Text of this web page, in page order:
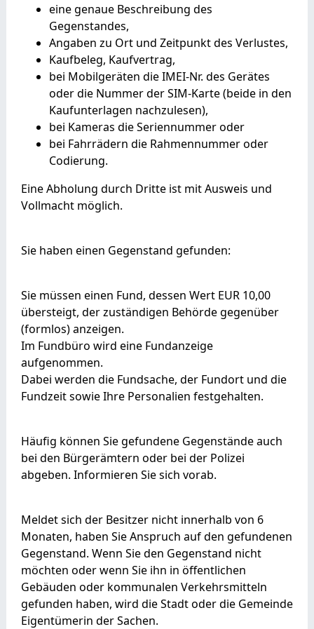
eine genaue Beschreibung des
Gegenstandes,
Angaben zu Ort und Zeitpunkt des Verlustes,
Kaufbeleg, Kaufvertrag,
bei Mobilgeräten die IMEI-Nr. des Gerätes
oder die Nummer der SIM-Karte (beide in den
Kaufunterlagen nachzulesen),
bei Kameras die Seriennummer oder
bei Fahrrädern die Rahmennummer oder
Codierung.
Eine Abholung durch Dritte ist mit Ausweis und
Vollmacht möglich.
Sie haben einen Gegenstand gefunden:
Sie müssen einen Fund, dessen Wert EUR 10,00
übersteigt, der zuständigen Behörde gegenüber
(formlos) anzeigen.
Im Fundbüro wird eine Fundanzeige
aufgenommen.
Dabei werden die Fundsache, der Fundort und die
Fundzeit sowie Ihre Personalien festgehalten.
Häufig können Sie gefundene Gegenstände auch
bei den Bürgerämtern oder bei der Polizei
abgeben. Informieren Sie sich vorab.
Meldet sich der Besitzer nicht innerhalb von 6
Monaten, haben Sie Anspruch auf den gefundenen
Gegenstand. Wenn Sie den Gegenstand nicht
möchten oder wenn Sie ihn in öffentlichen
Gebäuden oder kommunalen Verkehrsmitteln
gefunden haben, wird die Stadt oder die Gemeinde
Eigentümerin der Sachen.